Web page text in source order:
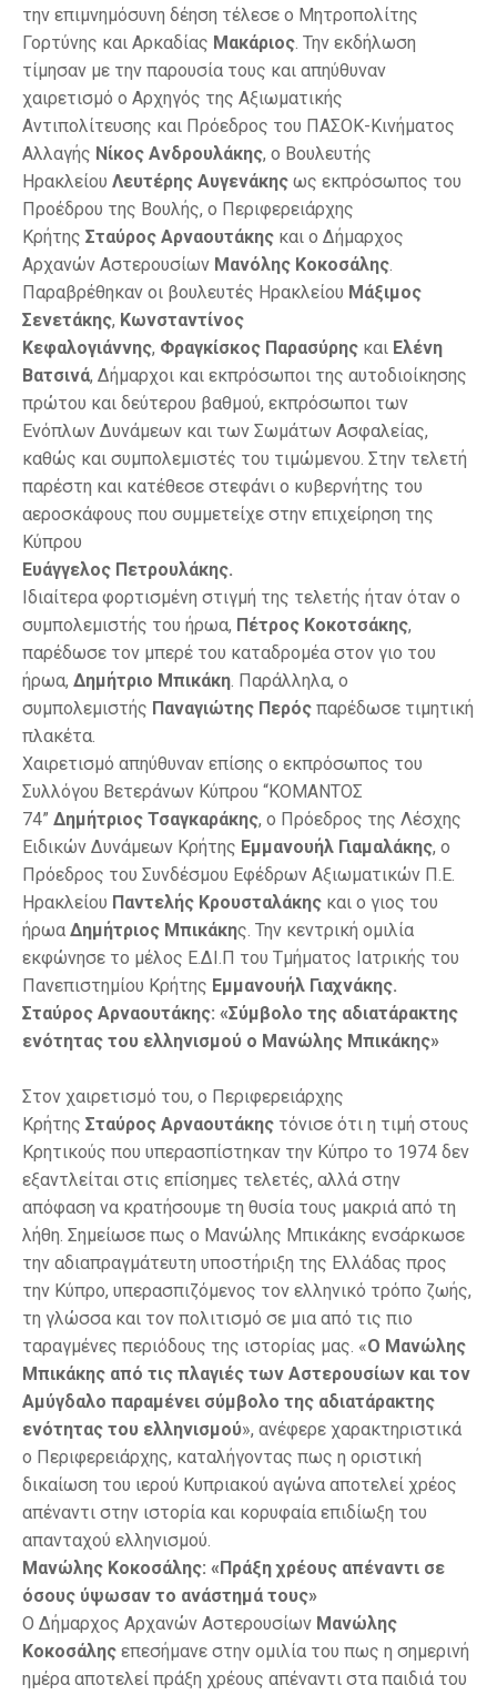
την επιμνημόσυνη δέηση τέλεσε ο Μητροπολίτης
Γορτύνης και Αρκαδίας Μακάριος. Την εκδήλωση
τίμησαν με την παρουσία τους και απηύθυναν
χαιρετισμό ο Αρχηγός της Αξιωματικής
Αντιπολίτευσης και Πρόεδρος του ΠΑΣΟΚ-Κινήματος
Αλλαγής Νίκος Ανδρουλάκης, ο Βουλευτής
Ηρακλείου Λευτέρης Αυγενάκης ως εκπρόσωπος του
Προέδρου της Βουλής, ο Περιφερειάρχης
Κρήτης Σταύρος Αρναουτάκης και ο Δήμαρχος
Αρχανών Αστερουσίων Μανόλης Κοκοσάλης.
Παραβρέθηκαν οι βουλευτές Ηρακλείου Μάξιμος
Σενετάκης, Κωνσταντίνος
Κεφαλογιάννης, Φραγκίσκος Παρασύρης και Ελένη
Βατσινά, Δήμαρχοι και εκπρόσωποι της αυτοδιοίκησης
πρώτου και δεύτερου βαθμού, εκπρόσωποι των
Ενόπλων Δυνάμεων και των Σωμάτων Ασφαλείας,
καθώς και συμπολεμιστές του τιμώμενου. Στην τελετή
παρέστη και κατέθεσε στεφάνι ο κυβερνήτης του
αεροσκάφους που συμμετείχε στην επιχείρηση της
Κύπρου
Ευάγγελος Πετρουλάκης.
Ιδιαίτερα φορτισμένη στιγμή της τελετής ήταν όταν ο
συμπολεμιστής του ήρωα, Πέτρος Κοκοτσάκης,
παρέδωσε τον μπερέ του καταδρομέα στον γιο του
ήρωα, Δημήτριο Μπικάκη. Παράλληλα, ο
συμπολεμιστής Παναγιώτης Περός παρέδωσε τιμητική
πλακέτα.
Χαιρετισμό απηύθυναν επίσης ο εκπρόσωπος του
Συλλόγου Βετεράνων Κύπρου “ΚΟΜΑΝΤΟΣ
74” Δημήτριος Τσαγκαράκης, ο Πρόεδρος της Λέσχης
Ειδικών Δυνάμεων Κρήτης Εμμανουήλ Γιαμαλάκης, ο
Πρόεδρος του Συνδέσμου Εφέδρων Αξιωματικών Π.Ε.
Ηρακλείου Παντελής Κρουσταλάκης και ο γιος του
ήρωα Δημήτριος Μπικάκης. Την κεντρική ομιλία
εκφώνησε το μέλος Ε.ΔΙ.Π του Τμήματος Ιατρικής του
Πανεπιστημίου Κρήτης Εμμανουήλ Γιαχνάκης.
Σταύρος Αρναουτάκης: «Σύμβολο της αδιατάρακτης
ενότητας του ελληνισμού ο Μανώλης Μπικάκης»
Στον χαιρετισμό του, ο Περιφερειάρχης
Κρήτης Σταύρος Αρναουτάκης τόνισε ότι η τιμή στους
Κρητικούς που υπερασπίστηκαν την Κύπρο το 1974 δεν
εξαντλείται στις επίσημες τελετές, αλλά στην
απόφαση να κρατήσουμε τη θυσία τους μακριά από τη
λήθη. Σημείωσε πως ο Μανώλης Μπικάκης ενσάρκωσε
την αδιαπραγμάτευτη υποστήριξη της Ελλάδας προς
την Κύπρο, υπερασπιζόμενος τον ελληνικό τρόπο ζωής,
τη γλώσσα και τον πολιτισμό σε μια από τις πιο
ταραγμένες περιόδους της ιστορίας μας. «Ο Μανώλης
Μπικάκης από τις πλαγιές των Αστερουσίων και τον
Αμύγδαλο παραμένει σύμβολο της αδιατάρακτης
ενότητας του ελληνισμού», ανέφερε χαρακτηριστικά
ο Περιφερειάρχης, καταλήγοντας πως η οριστική
δικαίωση του ιερού Κυπριακού αγώνα αποτελεί χρέος
απέναντι στην ιστορία και κορυφαία επιδίωξη του
απανταχού ελληνισμού.
Μανώλης Κοκοσάλης: «Πράξη χρέους απέναντι σε
όσους ύψωσαν το ανάστημά τους»
Ο Δήμαρχος Αρχανών Αστερουσίων Μανώλης
Κοκοσάλης επεσήμανε στην ομιλία του πως η σημερινή
ημέρα αποτελεί πράξη χρέους απέναντι στα παιδιά του